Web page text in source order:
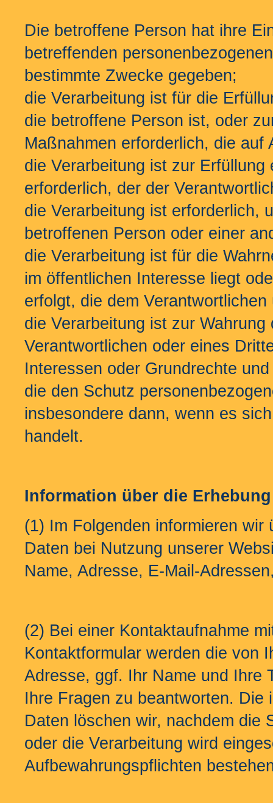
Die betroffene Person hat ihre
betreffenden
bestimmte Zwecke gegeben;
die Verarbeitung ist für die
die betroffene Person ist, oder
Maßnahmen erforderlich, die
die Verarbeitung ist zur
erforderlich, der der
die Verarbeitung ist erforderlich,
betroffenen Person oder einer
die Verarbeitung ist für die
im öffentlichen Interesse liegt
erfolgt, die dem
die Verarbeitung ist zur
Verantwortlichen oder eines
Interessen oder Grundrechte
die den Schutz
insbesondere dann, wenn es
handelt.
Information über die
(1) Im Folgenden informieren wir
Daten bei Nutzung unserer
Name, Adresse, E-Mail-
(2) Bei einer Kontaktaufnahme
Kontaktformular werden die von
Adresse, ggf. Ihr Name und Ihre
Ihre Fragen zu beantworten. Die
Daten löschen wir, nachdem die
oder die Verarbeitung wird
Aufbewahrungspflichten